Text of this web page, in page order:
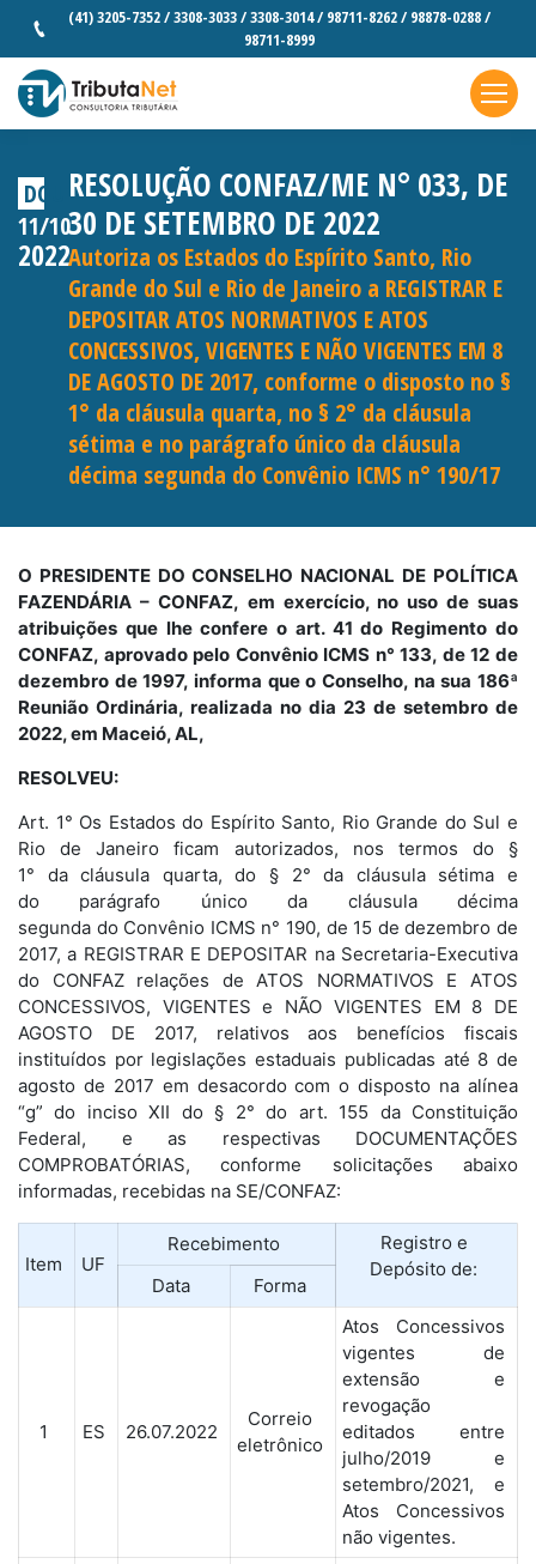
(41) 3205-7352 / 3308-3033 / 3308-3014 / 98711-8262 / 98878-0288 /
98711-8999
DOU
11/10
2022
RESOLUÇÃO CONFAZ/ME N° 033, DE
30 DE SETEMBRO DE 2022
Autoriza os Estados do Espírito Santo, Rio
Grande do Sul e Rio de Janeiro a REGISTRAR E
DEPOSITAR ATOS NORMATIVOS E ATOS
CONCESSIVOS, VIGENTES E NÃO VIGENTES EM 8
DE AGOSTO DE 2017, conforme o disposto no §
1° da cláusula quarta, no § 2° da cláusula
sétima e no parágrafo único da cláusula
décima segunda do Convênio ICMS n° 190/17
O PRESIDENTE DO CONSELHO NACIONAL DE POLÍTICA
FAZENDÁRIA – CONFAZ, em exercício, no uso de suas
atribuições que lhe confere o art. 41 do Regimento do
CONFAZ, aprovado pelo Convênio ICMS n° 133, de 12 de
dezembro de 1997, informa que o Conselho, na sua 186ª
Reunião Ordinária, realizada no dia 23 de setembro de
2022, em Maceió, AL,
RESOLVEU:
Art. 1° Os Estados do Espírito Santo, Rio Grande do Sul e
Rio de Janeiro ficam autorizados, nos termos do §
1° da cláusula quarta, do § 2° da cláusula sétima e
do parágrafo único da cláusula décima
segunda do Convênio ICMS n° 190, de 15 de dezembro de
2017, a REGISTRAR E DEPOSITAR na Secretaria-Executiva
do CONFAZ relações de ATOS NORMATIVOS E ATOS
CONCESSIVOS, VIGENTES e NÃO VIGENTES EM 8 DE
AGOSTO DE 2017, relativos aos benefícios fiscais
instituídos por legislações estaduais publicadas até 8 de
agosto de 2017 em desacordo com o disposto na alínea
“g” do inciso XII do § 2° do art. 155 da Constituição
Federal, e as respectivas DOCUMENTAÇÕES
COMPROBATÓRIAS, conforme solicitações abaixo
informadas, recebidas na SE/CONFAZ:
Item UF
Recebimento
Registro e
Depósito de:
Data Forma
1 ES 26.07.2022
Correio
eletrônico
Atos Concessivos
vigentes de
extensão e
revogação
editados entre
julho/2019 e
setembro/2021, e
Atos Concessivos
não vigentes.